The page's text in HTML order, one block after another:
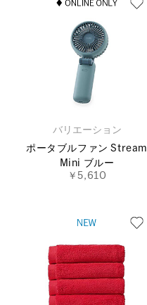
バリエーション
ポータブルファン Stream
Mini ブルー
￥5,610